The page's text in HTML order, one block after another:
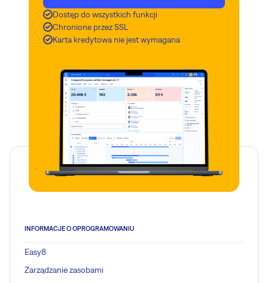
Dostęp do wszystkich funkcji
Chronione przez SSL
Karta kredytowa nie jest wymagana
INFORMACJE O OPROGRAMOWANIU
Easy8
Zarządzanie zasobami